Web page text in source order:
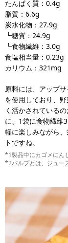
たんぱく質：0.4g
脂質：6.6g
炭水化物：27.9g
┗糖質：24.9g
┗食物繊維：3.0g
食塩相当量：0.23g
カリウム：321mg
原料には、アップ
を使用しており、
く活かされている
に、1袋に食物繊維
軽に楽しみながら
トですね。
*1製品中にカゴメにん
*2パルプとは、ジュー